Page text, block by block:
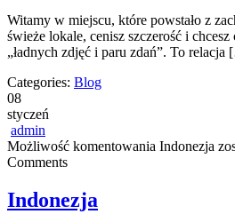
Witamy w miejscu, które powstało z
świeże lokale, cenisz szczerość i
„ładnych zdjęć i paru zdań”. To
Categories: Blog
08
styczeń
admin
Możliwość komentowania Indonezja
Comments
Indonezja